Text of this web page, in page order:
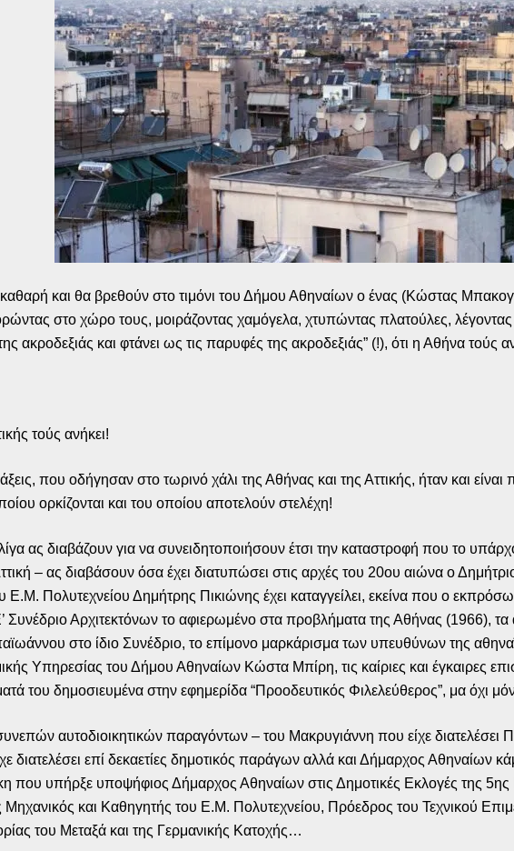
και θα βρεθούν στο τιμόνι του Δήμου Αθηναίων ο ένας (Κώστας
στο χώρο τους, μοιράζοντας χαμόγελα, χτυπώντας πλατούλες,
ακροδεξιάς και φτάνει ως τις παρυφές της ακροδεξιάς” (!), ότι η Αθήνα τούς
τούς ανήκει!
που οδήγησαν στο τωρινό χάλι της Αθήνας και της Αττικής, ήταν και είναι
ορκίζονται και του οποίου αποτελούν στελέχη!
ας διαβάζουν για να συνειδητοποιήσουν έτσι την καταστροφή που το
– ας διαβάσουν όσα έχει διατυπώσει στις αρχές του 20ου αιώνα ο
Πολυτεχνείου Δημήτρης Πικιώνης έχει καταγγείλει, εκείνα που ο
Συνέδριο Αρχιτεκτόνων το αφιερωμένο στα προβλήματα της Αθήνας (1966),
στο ίδιο Συνέδριο, το επίμονο μαρκάρισμα των υπευθύνων της
Υπηρεσίας του Δήμου Αθηναίων Κώστα Μπίρη, τις καίριες και έγκαιρες
του δημοσιευμένα στην εφημερίδα “Προοδευτικός Φιλελεύθερος”, μα όχι
αυτοδιοικητικών παραγόντων – του Μακρυγιάννη που είχε
διατελέσει επί δεκαετίες δημοτικός παράγων αλλά και Δήμαρχος Αθηναίων
που υπήρξε υποψήφιος Δήμαρχος Αθηναίων στις Δημοτικές Εκλογές της 5ης
και Καθηγητής του Ε.Μ. Πολυτεχνείου, Πρόεδρος του Τεχνικού
του Μεταξά και της Γερμανικής Κατοχής…